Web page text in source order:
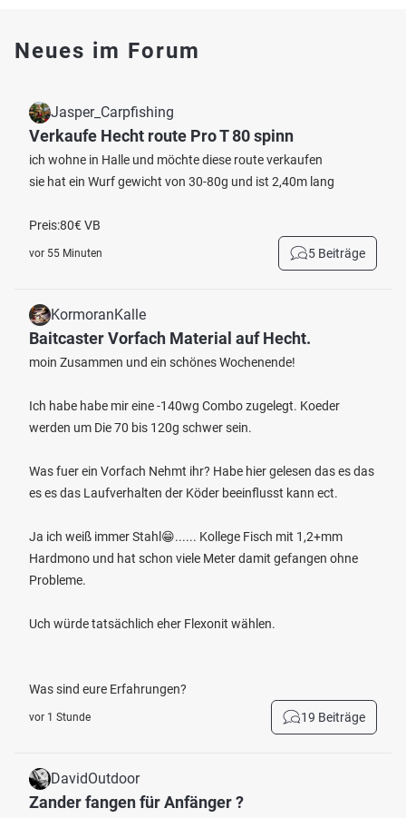
Neues im Forum
Jasper_Carpfishing
Verkaufe Hecht route Pro T 80 spinn
ich wohne in Halle und möchte diese route verkaufen
sie hat ein Wurf gewicht von 30-80g und ist 2,40m lang
Preis:80€ VB
vor 55 Minuten 5 Beiträge
KormoranKalle
Baitcaster Vorfach Material auf Hecht.
moin Zusammen und ein schönes Wochenende!
Ich habe habe mir eine -140wg Combo zugelegt. Koeder
werden um Die 70 bis 120g schwer sein.
Was fuer ein Vorfach Nehmt ihr? Habe hier gelesen das es das
es es das Laufverhalten der Köder beeinflusst kann ect.
Ja ich weiß immer Stahl😁...... Kollege Fisch mit 1,2+mm
Hardmono und hat schon viele Meter damit gefangen ohne
Probleme.
Uch würde tatsächlich eher Flexonit wählen.
Was sind eure Erfahrungen?
vor 1 Stunde 19 Beiträge
DavidOutdoor
Zander fangen für Anfänger ?